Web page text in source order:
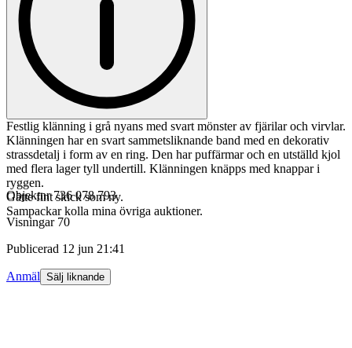
Festlig klänning i grå nyans med svart mönster av fjärilar och virvlar.
Klänningen har en svart sammetsliknande band med en dekorativ
strassdetalj i form av en ring. Den har puffärmar och en utställd kjol
med flera lager tyll undertill. Klänningen knäpps med knappar i
ryggen.
Gätte fint skick som ny.
Sampackar kolla mina övriga auktioner.
Objektnr 736 078 793
Visningar 70
Publicerad 12 jun 21:41
Anmäl Sälj liknande